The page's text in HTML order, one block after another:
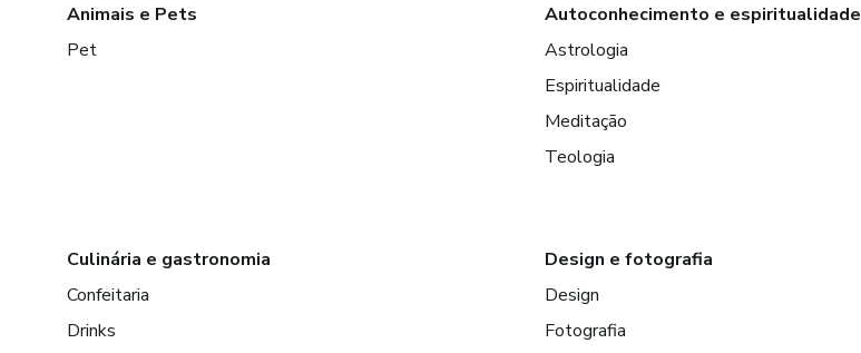
Animais e Pets
Pet
Autoconhecimento e espiritualidade
Astrologia
Espiritualidade
Meditação
Teologia
Culinária e gastronomia
Confeitaria
Drinks
Design e fotografia
Design
Fotografia